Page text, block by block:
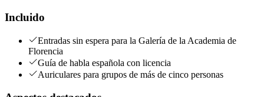
Incluido
Entradas sin espera para la Galería de la Academia de
Florencia
Guía de habla española con licencia
Auriculares para grupos de más de cinco personas